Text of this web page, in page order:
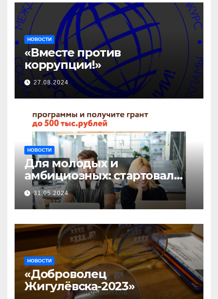
НОВОСТИ
«Вместе против
коррупции!»
27.08.2024
НОВОСТИ
Для молодых и
амбициозных: стартовал
прием заявок на участие в
бизнес-акселераторе «Ты
предприниматель»
31.05.2024
НОВОСТИ
«Доброволец
Жигулёвска-2023»